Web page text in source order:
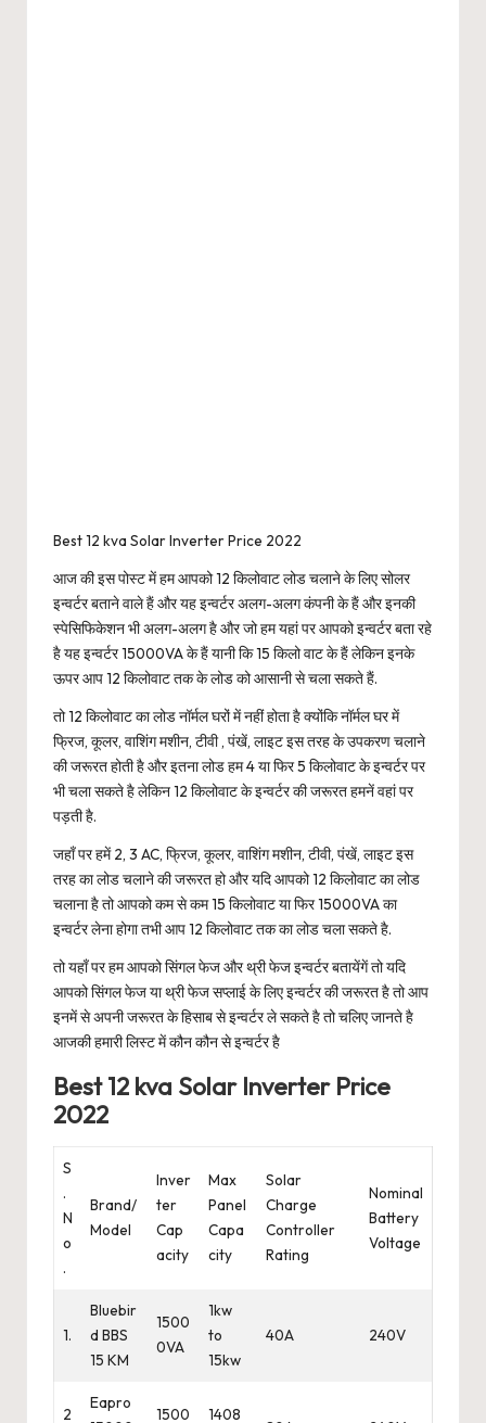
Best 12 kva Solar Inverter Price 2022
आज की इस पोस्ट में हम आपको 12 किलोवाट लोड चलाने के लिए सोलर
इन्वर्टर बताने वाले हैं और यह इन्वर्टर अलग-अलग कंपनी के हैं और इनकी
स्पेसिफिकेशन भी अलग-अलग है और जो हम यहां पर आपको इन्वर्टर बता रहे
है यह इन्वर्टर 15000VA के हैं यानी कि 15 किलो वाट के हैं लेकिन इनके
ऊपर आप 12 किलोवाट तक के लोड को आसानी से चला सकते हैं.
तो 12 किलोवाट का लोड नॉर्मल घरों में नहीं होता है क्योंकि नॉर्मल घर में
फ्रिज, कूलर, वाशिंग मशीन, टीवी , पंखें, लाइट इस तरह के उपकरण चलाने
की जरूरत होती है और इतना लोड हम 4 या फिर 5 किलोवाट के इन्वर्टर पर
भी चला सकते है लेकिन 12 किलोवाट के इन्वर्टर की जरूरत हमनें वहां पर
पड़ती है.
जहाँ पर हमें 2, 3 AC, फ्रिज, कूलर, वाशिंग मशीन, टीवी, पंखें, लाइट इस
तरह का लोड चलाने की जरूरत हो और यदि आपको 12 किलोवाट का लोड
चलाना है तो आपको कम से कम 15 किलोवाट या फिर 15000VA का
इन्वर्टर लेना होगा तभी आप 12 किलोवाट तक का लोड चला सकते है.
तो यहाँ पर हम आपको सिंगल फेज और थ्री फेज इन्वर्टर बतायेंगें तो यदि
आपको सिंगल फेज या थ्री फेज सप्लाई के लिए इन्वर्टर की जरूरत है तो आप
इनमें से अपनी जरूरत के हिसाब से इन्वर्टर ले सकते है तो चलिए जानते है
आजकी हमारी लिस्ट में कौन कौन से इन्वर्टर है
Best 12 kva Solar Inverter Price
2022
S
.
N
o
.
Brand/
Model
Inver
ter
Cap
acity
Max
Panel
Capa
city
Solar
Charge
Controller
Rating
Nominal
Battery
Voltage
1.
Bluebir
d BBS
15 KM
1500
0VA
1kw
to
15kw
40A 240V
2
Eapro
1500
1408